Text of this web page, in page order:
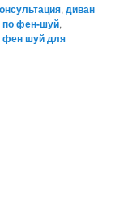
,диван
по фен-шуй,
фен шуй для